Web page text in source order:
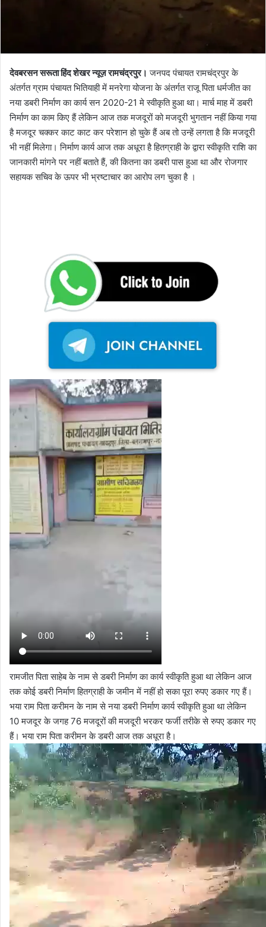
देवबरसन सरूता हिंद शेखर न्यूज़ रामचंद्रपुर। जनपद पंचायत रामचंद्रपुर के
अंतर्गत ग्राम पंचायत भितियाही में मनरेगा योजना के अंतर्गत राजू पिता धर्मजीत का
नया डबरी निर्माण का कार्य सन 2020-21 मे स्वीकृति हुआ था। मार्च माह में डबरी
निर्माण का काम किए हैं लेकिन आज तक मजदूरों को मजदूरी भुगतान नहीं किया गया
है मजदूर चक्कर काट काट कर परेशान हो चुके हैं अब तो उन्हें लगता है कि मजदूरी
भी नहीं मिलेगा। निर्माण कार्य आज तक अधूरा है हितग्राही के द्वारा स्वीकृति राशि का
जानकारी मांगने पर नहीं बताते हैं, की कितना का डबरी पास हुआ था और रोजगार
सहायक सचिव के ऊपर भी भ्रष्टाचार का आरोप लग चुका है ।
रामजीत पिता साहेब के नाम से डबरी निर्माण का कार्य स्वीकृति हुआ था लेकिन आज
तक कोई डबरी निर्माण हितग्राही के जमीन में नहीं हो सका पूरा रुपए डकार गए हैं।
भया राम पिता करीमन के नाम से नया डबरी निर्माण कार्य स्वीकृति हुआ था लेकिन
10 मजदूर के जगह 76 मजदूरों की मजदूरी भरकर फर्जी तरीके से रुपए डकार गए
हैं। भया राम पिता करीमन के डबरी आज तक अधूरा है।